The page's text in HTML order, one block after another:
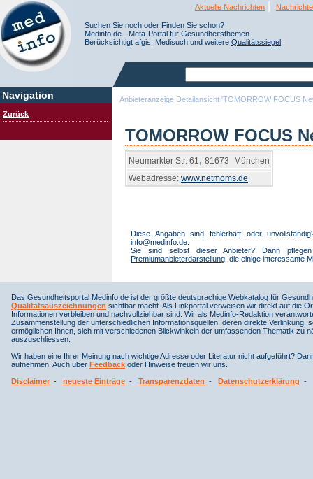
Navigation
Zurück
Aktuelle Nachrichten
Suchen Sie noch oder Finden Sie schon?
Medinfo.de - Meta-Portal für Gesundheitsthemen
Berücksichtigt afgis, Medisuch und weitere Qualitätssiegel
Anbieteranzeige Detailansicht 'TOMORROW FOCUS
TOMORROW FOCUS
Neumarkter Str. 61, 81673
München
Webadresse: www.netmoms.de
Diese Angaben sind fehlerhaft oder
info@medinfo.de.
Sie sind selbst dieser Anbieter? Dann
Premiumanbieterdarstellung , die einige interessante
Das Gesundheitsportal Medinfo.de ist der größte deutsprachige Webkatalog für
Qualitätsauszeichnungen sichtbar macht. Als Linkportal verweisen wir direkt auf die
Informationen verbleiben und nachvollziehbar sind. Wir als Medinfo-Redaktion
Zusammenstellung der unterschiedlichen Informationsquellen, deren direkte
ermöglichen Ihnen, sich mit verschiedenen Blickwinkeln der umfassenden Thematik
auszuschliessen.
Wir haben eine Ihrer Meinung nach wichtige Adresse oder Literatur nicht aufgeführt?
aufnehmen. Auch über Feedback oder Hinweise freuen wir uns.
Disclaimer - neueste Einträge - Transparenzdaten - Datenschutzerklärung -